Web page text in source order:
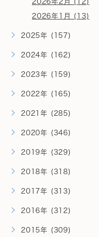
2026年2月 (12)
2026年1月 (13)
2025年 (157)
2024年 (162)
2023年 (159)
2022年 (165)
2021年 (285)
2020年 (346)
2019年 (329)
2018年 (318)
2017年 (313)
2016年 (312)
2015年 (309)